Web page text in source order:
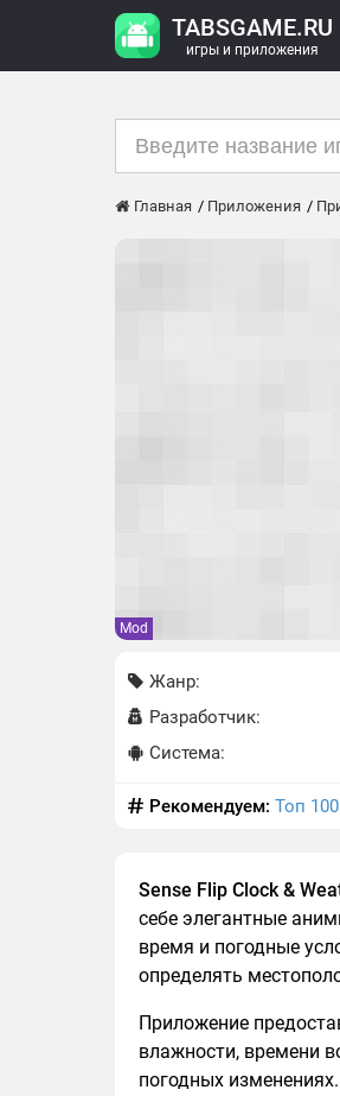
TABSGAME.RU
игры и приложения
Главная Приложения
Mod
Жанр:
Разработчик:
Система:
Рекомендуем: Топ
Sense Flip Clock &
себе элегантные
время и погодные
определять
Приложение
влажности, времени
погодных